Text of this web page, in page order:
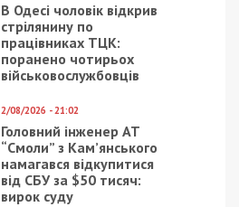
В Одесі чоловік відкрив
стрілянину по
працівниках ТЦК:
поранено чотирьох
військовослужбовців
2/08/2026 - 21:02
Головний інженер АТ
“Смоли” з Кам’янського
намагався відкупитися
від СБУ за $50 тисяч:
вирок суду